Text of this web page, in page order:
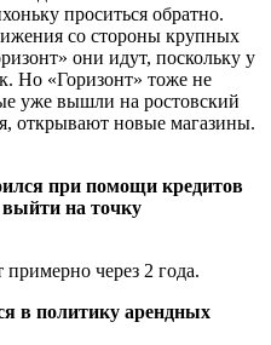
проситься обратно.
со стороны крупных
они идут, поскольку у
Но «Горизонт» тоже не
уже вышли на ростовский
открывают новые магазины.
при помощи кредитов
выйти на точку
через 2 года.
в политику арендных